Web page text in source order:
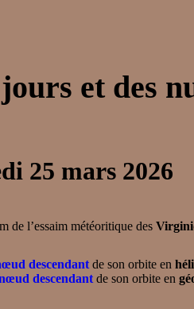
et des
25 mars 2026
de l’essaim météoritique des
descendantde son orbite en
descendantde son orbite en